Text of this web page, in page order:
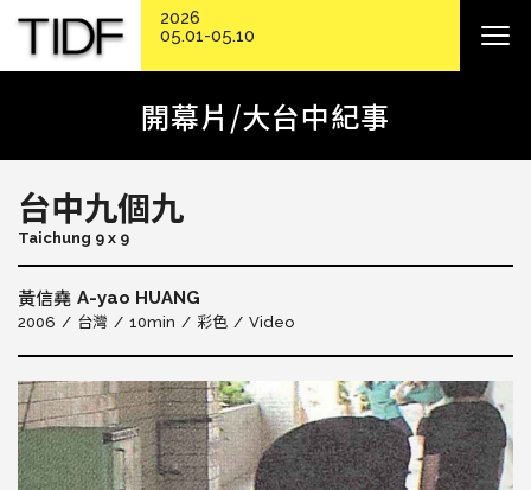
開幕片/大台中紀事
台中九個九
Taichung 9 x 9
黃信堯 A-yao HUANG
2006 台灣 10min 彩色 Video
2026
05.01-05.10